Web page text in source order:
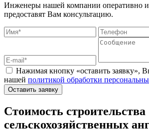
Инженеры нашей компании оперативно и
предоставят Вам консультацию.
Нажимая кнопку «оставить заявку»,
нашей политикой обработки
Оставить заявку
Стоимость строительства
сельскохозяйственных